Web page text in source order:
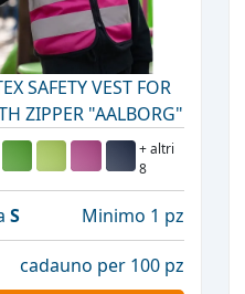
SAFETY VEST FOR
ZIPPER "AALBORG"
+ altri
8
S Minimo 1 pz
cadauno per 100 pz